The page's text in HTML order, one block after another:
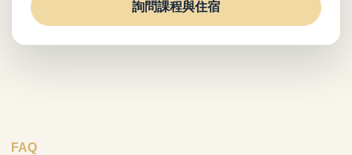
詢問課程與住宿
FAQ